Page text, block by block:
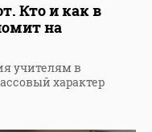
Кто и как в
на
учителям в
характер